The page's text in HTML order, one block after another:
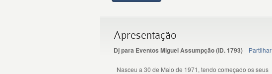
Apresentação
Dj para Eventos Miguel Assumpção(ID.1793) Partilhar
Nasceu a 30 de Maio de 1971, tendo começado os seus